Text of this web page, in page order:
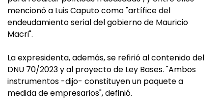
mencionó a Luis Caputo como "artífice del
endeudamiento serial del gobierno de Mauricio
Macri".
La expresidenta, además, se refirió al contenido del
DNU 70/2023 y al proyecto de Ley Bases. "Ambos
instrumentos -dijo- constituyen un paquete a
medida de empresarios", definió.